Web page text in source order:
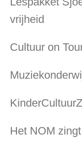
vrijheid
Cultuur on
Het NOM zingt